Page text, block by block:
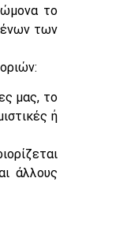
το
των
μας, το
ή
άλλους